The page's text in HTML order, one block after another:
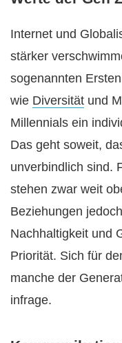
Internet und
stärker
sogenannten
wie Diversität und
Millennials ein
Das geht soweit,
unverbindlich sind.
stehen zwar weit
Beziehungen
Nachhaltigkeit und
Priorität. Sich für
manche der
infrage.